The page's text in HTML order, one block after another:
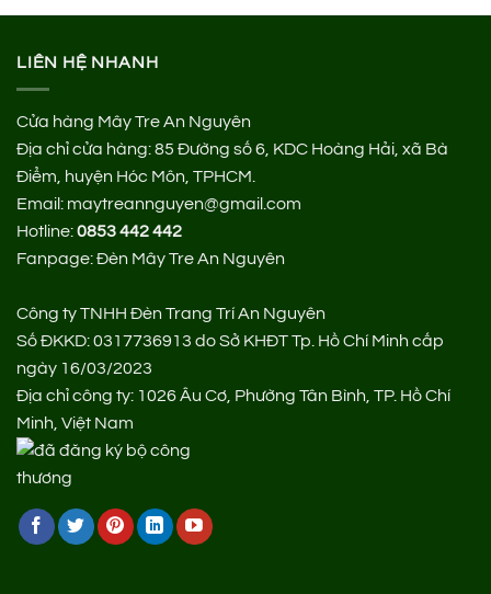
LIÊN HỆ NHANH
Cửa hàng Mây Tre An Nguyên
Địa chỉ cửa hàng:85 Đường số 6, KDC Hoàng Hải, xã Bà
Điểm, huyện Hóc Môn, TPHCM.
Email: maytreannguyen@gmail.com
Hotline:0853 442 442
Fanpage:Đèn Mây Tre An Nguyên
Công ty TNHH Đèn Trang Trí An Nguyên
Số ĐKKD: 0317736913 do Sở KHĐT Tp. Hồ Chí Minh cấp
ngày 16/03/2023
Địa chỉ công ty: 1026 Âu Cơ, Phường Tân Bình, TP. Hồ Chí
Minh, Việt Nam